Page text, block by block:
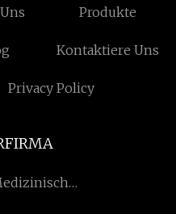
Produkte
Kontaktiere Uns
Privacy Policy